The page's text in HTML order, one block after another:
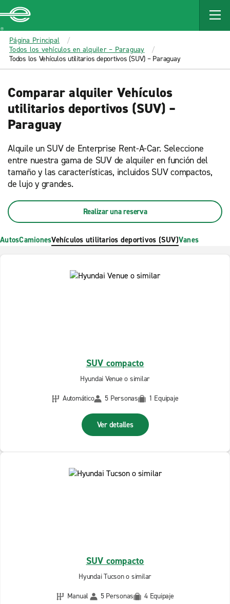
MAIN
CONTENT
Enterprise
Página Principal
Todos los vehículos en alquiler – Paraguay
Todos los Vehículos utilitarios deportivos (SUV) – Paraguay
Comparar alquiler Vehículos
utilitarios deportivos (SUV) –
Paraguay
Alquile un SUV de Enterprise Rent-A-Car. Seleccione
entre nuestra gama de SUV de alquiler en función del
tamaño y las características, incluidos SUV compactos,
de lujo y grandes.
Realizar una reserva
AutosCamionesVehículos utilitarios deportivos (SUV)Vanes
SUV compacto
Hyundai Venue o similar
Automático
5 Personas 1 Equipaje
Ver detalles
SUV compacto
Hyundai Tucson o similar
Manual
5 Personas 4 Equipaje